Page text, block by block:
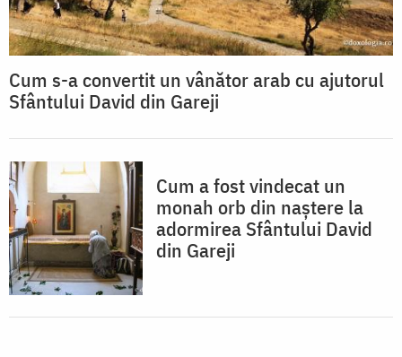
Cum s-a convertit un vânător arab cu ajutorul
Sfântului David din Gareji
Cum a fost vindecat un
monah orb din naștere la
adormirea Sfântului David
din Gareji